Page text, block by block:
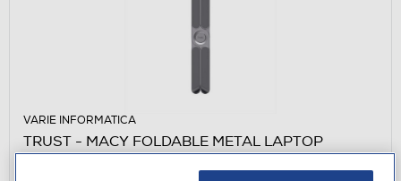
VARIE INFORMATICA
TRUST - MACY FOLDABLE METAL LAPTOP
STAND-Grey